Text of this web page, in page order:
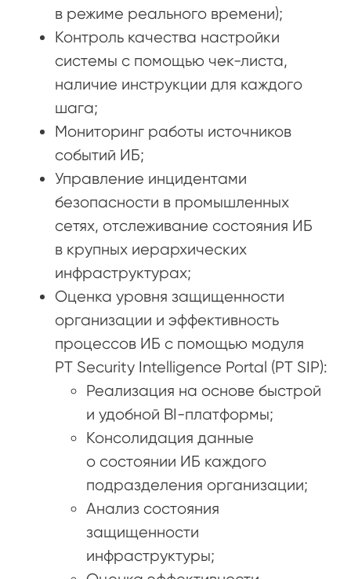
в режиме реального времени);
Контроль качества настройки
системы с помощью чек-листа,
наличие инструкции для каждого
шага;
Мониторинг работы источников
событий ИБ;
Управление инцидентами
безопасности в промышленных
сетях, отслеживание состояния ИБ
в крупных иерархических
инфраструктурах;
Оценка уровня защищенности
организации и эффективность
процессов ИБ с помощью модуля
PT Security Intelligence Portal (PT SIP):
Реализация на основе быстрой
и удобной BI-платформы;
Консолидация данные
о состоянии ИБ каждого
подразделения организации;
Анализ состояния
защищенности
инфраструктуры;